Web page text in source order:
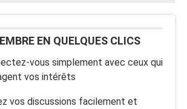
EN QUELQUES CLICS
vous simplement avec ceux qui
vos intérêts
vos discussions facilement et